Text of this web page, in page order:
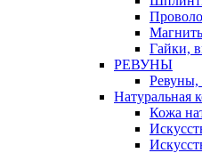
Гайки,
РЕВУНЫ
Ревуны,
Натуральная
Кожа